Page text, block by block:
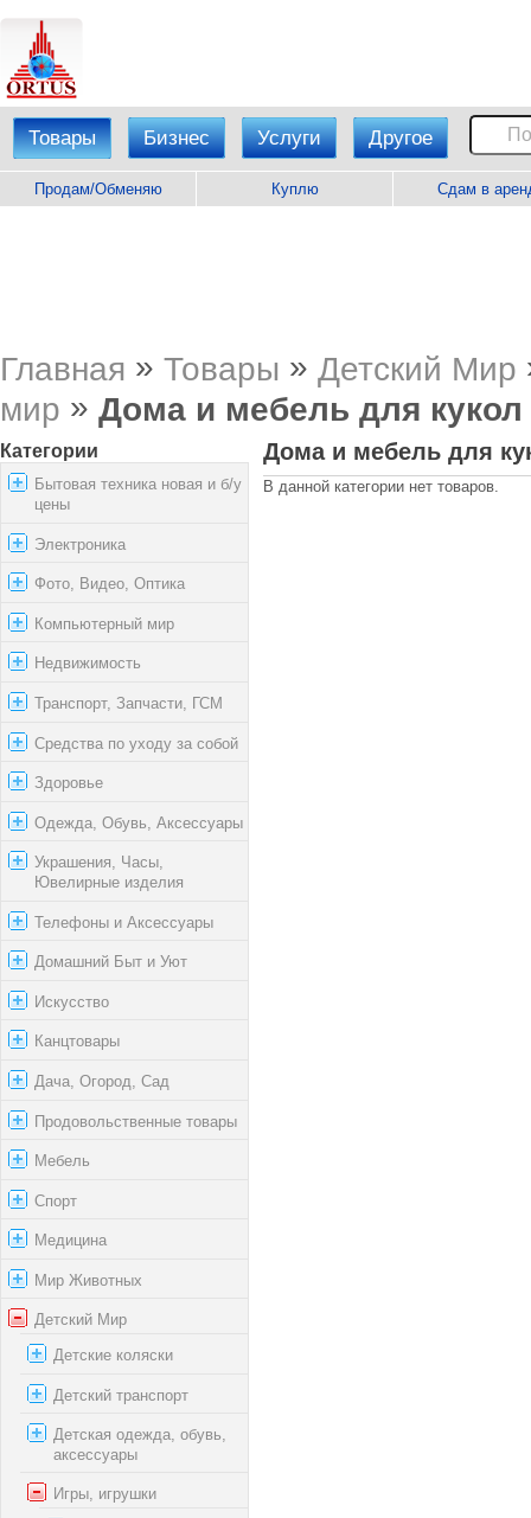
Товары Бизнес Услуги Другое
Продам/Обменяю Куплю Сдам в
Главная » Товары » Детский Мир
мир » Дома и мебель для кукол
Категории
Бытовая техника новая и б/у
цены
Электроника
Фото, Видео, Оптика
Компьютерный мир
Недвижимость
Транспорт, Запчасти, ГСМ
Средства по уходу за собой
Здоровье
Одежда, Обувь, Аксессуары
Украшения, Часы,
Ювелирные изделия
Телефоны и Аксессуары
Домашний Быт и Уют
Искусство
Канцтовары
Дача, Огород, Сад
Продовольственные товары
Мебель
Спорт
Медицина
Мир Животных
Детский Мир
Детские коляски
Детский транспорт
Детская одежда, обувь,
аксессуары
Игры, игрушки
Дома и мебель для
В данной категории нет товаров.